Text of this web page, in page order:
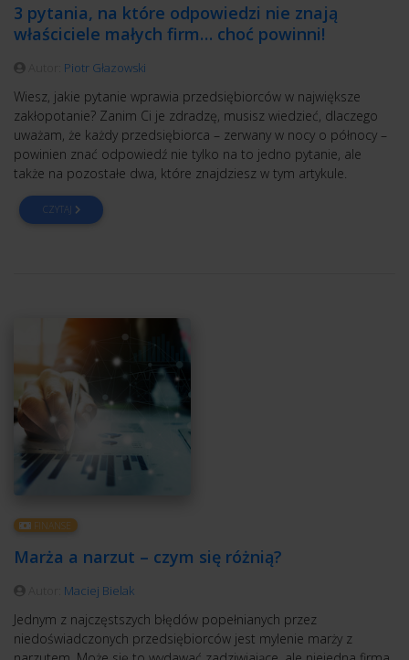
3 pytania, na które odpowiedzi nie znają
właściciele małych firm… choć powinni!
Piotr Głazowski
Wiesz, jakie pytanie wprawia przedsiębiorców w największe
zakłopotanie? Zanim Ci je zdradzę, musisz wiedzieć, dlaczego
uważam, że każdy przedsiębiorca – zerwany w nocy o północy –
powinien znać odpowiedź nie tylko na to jedno pytanie, ale
także na pozostałe dwa, które znajdziesz w tym artykule.
CZYTAJ
FINANSE
Marża a narzut – czym się różnią?
Maciej Bielak
Jednym z najczęstszych błędów popełnianych przez
niedoświadczonych przedsiębiorców jest mylenie marży z